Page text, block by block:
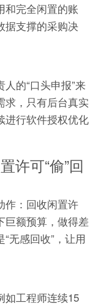
和完全闲置的账
据支撑的采购决
的“口头申报”来
求，只有后台真实
进行软件授权优化
许可“偷”回
作：回收闲置许
巨额预算，做得差
无感回收”，让用
如工程师连续15